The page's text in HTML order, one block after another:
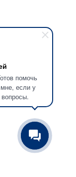
помочь
если у
вопросы.